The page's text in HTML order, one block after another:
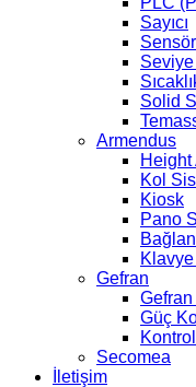
Sayıcı
Solid
Armendus
Kol
Kiosk
Pano
Gefran
Güç
Secomea
İletişim